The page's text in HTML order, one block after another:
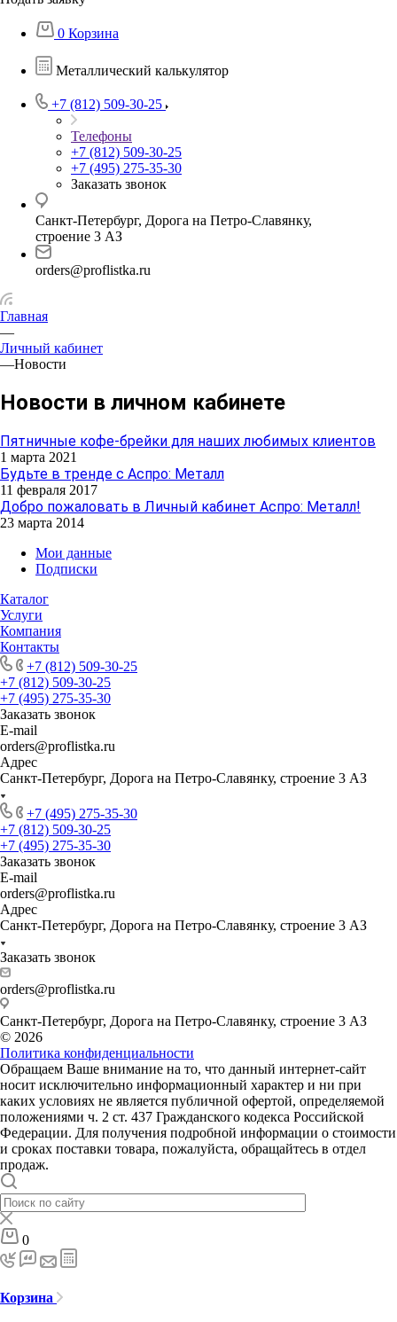
0 Корзина
Металлический калькулятор
+7 (812) 509-30-25
Телефоны
+7 (812) 509-30-25
+7 (495) 275-35-30
Заказать звонок
Санкт-Петербург, Дорога на Петро-Славянку,
строение 3 АЗ
orders@proflistka.ru
Главная
—
Личный кабинет
—Новости
Новости в личном кабинете
Пятничные кофе-брейки для наших любимых клиентов
1 марта 2021
Будьте в тренде с Аспро: Металл
11 февраля 2017
Добро пожаловать в Личный кабинет Аспро: Металл!
23 марта 2014
Мои данные
Подписки
Каталог
Услуги
Компания
Контакты
+7 (812) 509-30-25
+7 (812) 509-30-25
+7 (495) 275-35-30
Заказать звонок
E-mail
orders@proflistka.ru
Адрес
Санкт-Петербург, Дорога на Петро-Славянку, строение 3 АЗ
+7 (495) 275-35-30
+7 (812) 509-30-25
+7 (495) 275-35-30
Заказать звонок
E-mail
orders@proflistka.ru
Адрес
Санкт-Петербург, Дорога на Петро-Славянку, строение 3 АЗ
Заказать звонок
orders@proflistka.ru
Санкт-Петербург, Дорога на Петро-Славянку, строение 3 АЗ
© 2026
Политика конфиденциальности
Обращаем Ваше внимание на то, что данный интернет-сайт
носит исключительно информационный характер и ни при
каких условиях не является публичной офертой, определяемой
положениями ч. 2 ст. 437 Гражданского кодекса Российской
Федерации. Для получения подробной информации о стоимости
и сроках поставки товара, пожалуйста, обращайтесь в отдел
продаж.
0
Корзина